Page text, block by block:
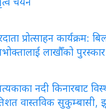
प्रोत्साहन कार्यक्रम:
लाखौँको पुरस्कार
नदी किनारबाट
वास्तविक सुकुम्बासी,